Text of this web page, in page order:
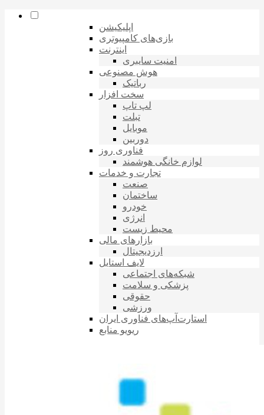
اپلیکیشن
بازی‌های کامپیوتری
اینترنت
امنیت سایبری
هوش مصنوعی
رباتیک
سخت افزار
لپ تاپ
تبلت
موبایل
دوربین
فناوری روز
لوازم خانگی هوشمند
تجارت و خدمات
صنعت
ساختمان
خودرو
انرژی
محیط زیست
بازارهای مالی
ارزدیجیتال
لایف استایل
شبکه‌های اجتماعی
پزشکی و سلامت
حقوقی
ورزشی
استارت‌آپ‌های فناوری ایران
ریویو منابع